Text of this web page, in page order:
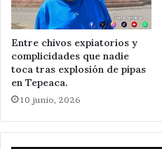
Entre chivos expiatorios y
complicidades que nadie
toca tras explosión de pipas
en Tepeaca.
10 junio, 2026